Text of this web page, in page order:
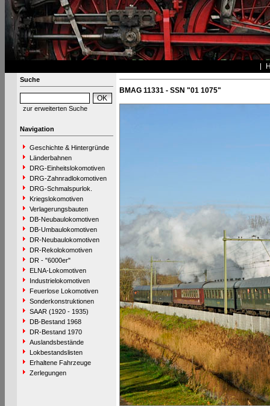
Suche
zur erweiterten Suche
Navigation
Geschichte & Hintergründe
Länderbahnen
DRG-Einheitslokomotiven
DRG-Zahnradlokomotiven
DRG-Schmalspurlok.
Kriegslokomotiven
Verlagerungsbauten
DB-Neubaulokomotiven
DB-Umbaulokomotiven
DR-Neubaulokomotiven
DR-Rekolokomotiven
DR - "6000er"
ELNA-Lokomotiven
Industrielokomotiven
Feuerlose Lokomotiven
Sonderkonstruktionen
SAAR (1920 - 1935)
DB-Bestand 1968
DR-Bestand 1970
Auslandsbestände
Lokbestandslisten
Erhaltene Fahrzeuge
Zerlegungen
BMAG 11331 - SSN "01 1075"